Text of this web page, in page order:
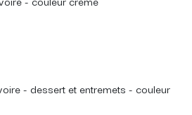
- dessert et entremets - couleur